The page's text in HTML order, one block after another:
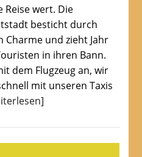
wert. Die
besticht durch
und zieht Jahr
in ihren Bann.
dem Flugzeug an, wir
mit unseren Taxis